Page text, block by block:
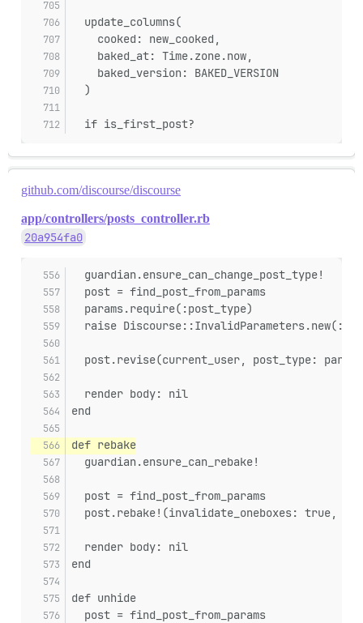
  update_columns(
    cooked: new_cooked,
    baked_at: Time.zone.now,
    baked_version: BAKED_VERSION
  )
  if is_first_post?
github.com/discourse/discourse
app/controllers/posts_controller.rb
20a954fa0
  guardian.ensure_can_change_post_type!
  post = find_post_from_params
  params.require(:post_type)
raise
post.revise(current_user, post_type:
  render body: nil
end
def rebake
  guardian.ensure_can_rebake!
  post = find_post_from_params
post.rebake!(invalidate_oneboxes: true,
  render body: nil
end
def unhide
  post = find_post_from_params